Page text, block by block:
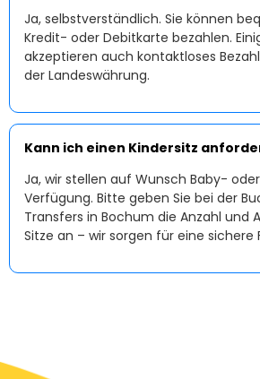
Ja, selbstverständlich. Sie können
Kredit- oder Debitkarte bezahlen.
akzeptieren auch kontaktloses
der Landeswährung.
Kann ich einen Kindersitz
Ja, wir stellen auf Wunsch Baby-
Verfügung. Bitte geben Sie bei der
Transfers in Bochum die Anzahl und
Sitze an – wir sorgen für eine sichere